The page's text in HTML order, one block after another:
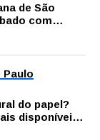
de São
com
Paulo
do papel?
disponíveis